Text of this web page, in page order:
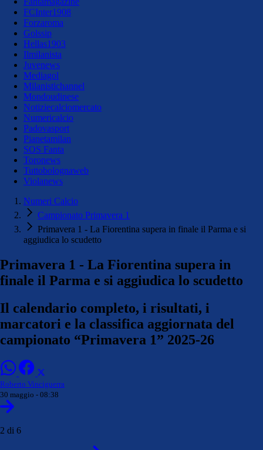
FCInter1908
Forzaroma
Golssip
Hellas1903
Ilmilanista
Juvenews
Mediagol
Milanistichannel
Mondoudinese
Notiziecalciomercato
Numericalcio
Padovasport
Pianetamilan
SOS Fanta
Toronews
Tuttobolognaweb
Violanews
Numeri Calcio
Campionato Primavera 1
Primavera 1 - La Fiorentina supera in finale il Parma e si
aggiudica lo scudetto
Primavera 1 - La Fiorentina supera in
finale il Parma e si aggiudica lo scudetto
Il calendario completo, i risultati, i
marcatori e la classifica aggiornata del
campionato “Primavera 1” 2025-26
Roberto Vinciguerra
30 maggio - 08:38
2 di 6